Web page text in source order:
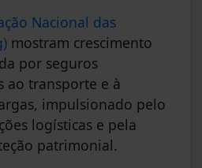
Nacional das
mostram crescimento
por seguros
ao transporte e à
impulsionado pelo
logísticas e pela
patrimonial.